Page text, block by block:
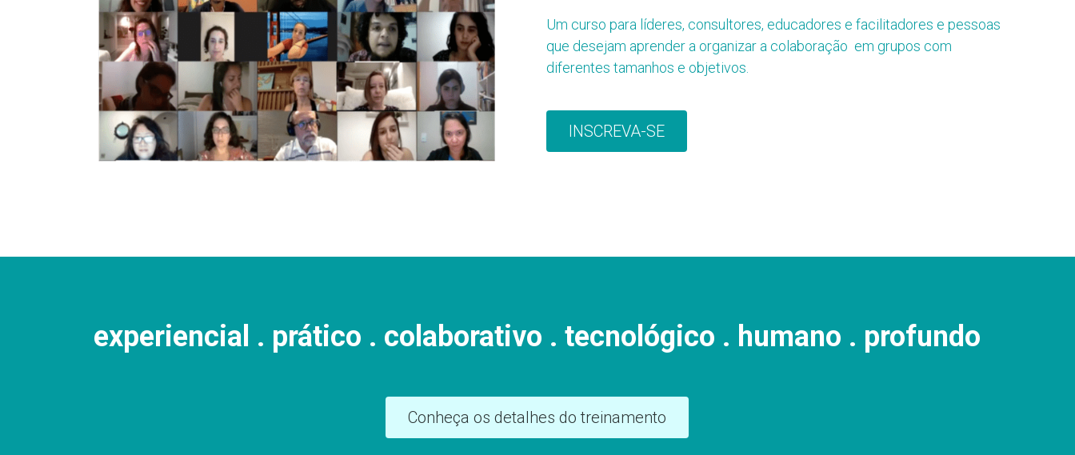
Um curso para líderes, consultores, educadores e facilitadores e pessoas
que desejam aprender a organizar a colaboração  em grupos com
diferentes tamanhos e objetivos.
INSCREVA-SE
experiencial . prático . colaborativo . tecnológico . humano . profundo
Conheça os detalhes do treinamento